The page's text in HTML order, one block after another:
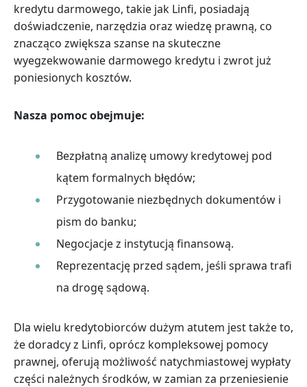
kredytu darmowego, takie jak Linfi, posiadają
doświadczenie, narzędzia oraz wiedzę prawną, co
znacząco zwiększa szanse na skuteczne
wyegzekwowanie darmowego kredytu i zwrot już
poniesionych kosztów.
Nasza pomoc obejmuje:
Bezpłatną analizę umowy kredytowej pod
kątem formalnych błędów;
Przygotowanie niezbędnych dokumentów i
pism do banku;
Negocjacje z instytucją finansową.
Reprezentację przed sądem, jeśli sprawa trafi
na drogę sądową.
Dla wielu kredytobiorców dużym atutem jest także to,
że doradcy z Linfi, oprócz kompleksowej pomocy
prawnej, oferują możliwość natychmiastowej wypłaty
części należnych środków, w zamian za przeniesienie